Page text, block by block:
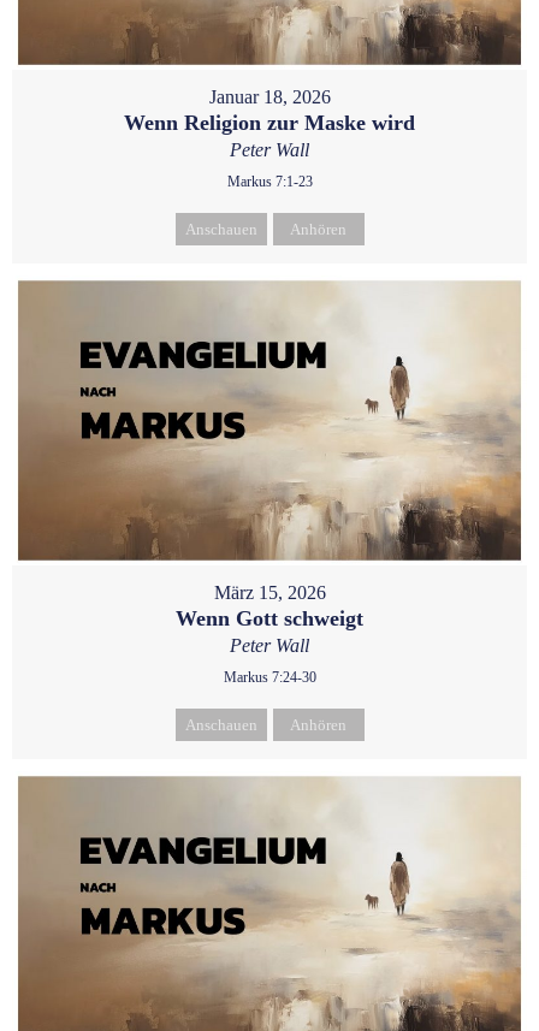
Januar 18, 2026
Wenn Religion zur Maske wird
Peter Wall
Markus 7:1-23
Anschauen Anhören
März 15, 2026
Wenn Gott schweigt
Peter Wall
Markus 7:24-30
Anschauen Anhören